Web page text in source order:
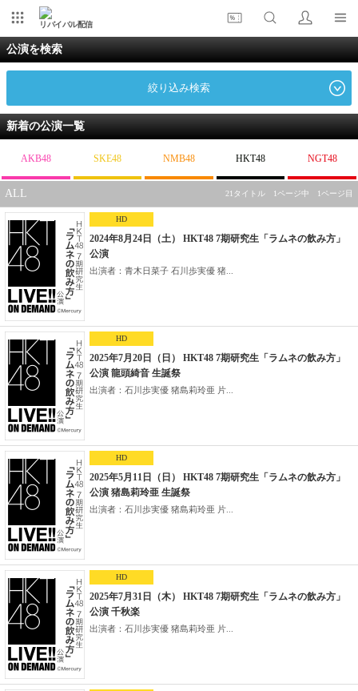
リバイバル配信
公演を検索
絞り込み検索
新着の公演一覧
AKB48 SKE48 NMB48 HKT48 NGT48
ALL 21タイトル 1ページ中 1ページ目
HD
2024年8月24日（土） HKT48 7期研究生「ラムネの飲み方」
公演
出演者：青木日菜子 石川歩実優 猪...
HD
2025年7月20日（日） HKT48 7期研究生「ラムネの飲み方」
公演 龍頭綺音 生誕祭
出演者：石川歩実優 猪島莉玲亜 片...
HD
2025年5月11日（日） HKT48 7期研究生「ラムネの飲み方」
公演 猪島莉玲亜 生誕祭
出演者：石川歩実優 猪島莉玲亜 片...
HD
2025年7月31日（木） HKT48 7期研究生「ラムネの飲み方」
公演 千秋楽
出演者：石川歩実優 猪島莉玲亜 片...